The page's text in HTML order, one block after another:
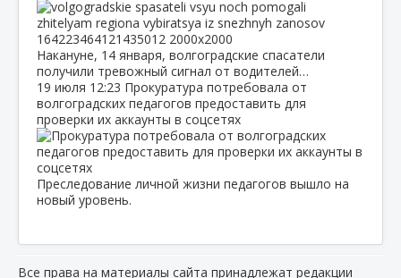
Накануне, 14 января, волгоградские спасатели
получили тревожный сигнал от водителей…
19 июля 12:23 Прокуратура потребовала от
волгоградских педагогов предоставить для
проверки их аккаунты в соцсетях
Преследование личной жизни педагогов вышло на
новый уровень.
Все права на материалы сайта принадлежат редакции